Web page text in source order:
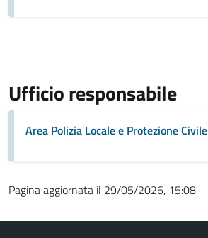
Ufficio responsabile
Area Polizia Locale e Protezione Civile
Pagina aggiornata il 29/05/2026, 15:08